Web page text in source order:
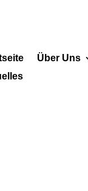
Über Uns